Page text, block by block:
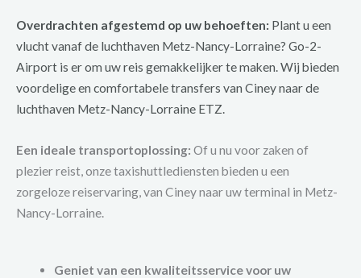
Overdrachten afgestemd op uw behoeften: Plant u een
vlucht vanaf de luchthaven Metz-Nancy-Lorraine? Go-2-
Airport is er om uw reis gemakkelijker te maken. Wij bieden
voordelige en comfortabele transfers van Ciney naar de
luchthaven Metz-Nancy-Lorraine ETZ.
Een ideale transportoplossing: Of u nu voor zaken of
plezier reist, onze taxishuttlediensten bieden u een
zorgeloze reiservaring, van Ciney naar uw terminal in Metz-
Nancy-Lorraine.
Geniet van een kwaliteitsservice voor uw